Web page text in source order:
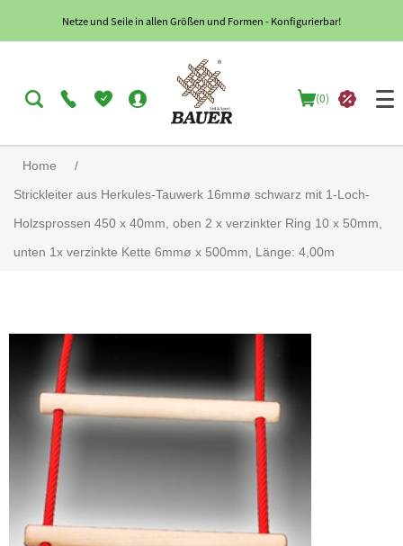
Netze und Seile in allen Größen und Formen - Konfigurierbar!
(0)
Home
/
Strickleiter aus Herkules-Tauwerk 16mmø schwarz mit 1-Loch-
Holzsprossen 450 x 40mm, oben 2 x verzinkter Ring 10 x 50mm,
unten 1x verzinkte Kette 6mmø x 500mm, Länge: 4,00m